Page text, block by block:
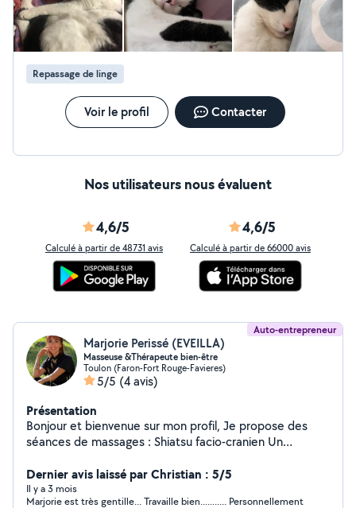
Repassage de linge
Voir le profil Contacter
Nos utilisateurs nous évaluent
4,6/5
Calculé à partir de 48731 avis
4,6/5
Calculé à partir de 66000 avis
Auto-entrepreneur
Marjorie Perissé (EVEILLA)
Masseuse &Thérapeute bien-être
Toulon (Faron-Fort Rouge-Favieres)
5/5 (4 avis)
Présentation
Bonjour et bienvenue sur mon profil, Je propose des
séances de massages : Shiatsu facio-cranien Un
crâne. Il rééquilibre l'énergie, soulage les tensions et
renforce le système nerveux. Abhyanga (ayurvedique)
Dernier avis laissé par Christian : 5/5
Il y a 3 mois
Marjorie est très gentille... Travaille bien........... Personnellement